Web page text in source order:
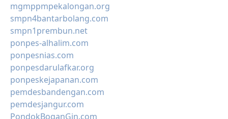
mgmppmpekalongan.org
smpn4bantarbolang.com
smpn1prembun.net
ponpes-alhalim.com
ponpesnias.com
ponpesdarulafkar.org
ponpeskejapanan.com
pemdesbandengan.com
pemdesjangur.com
PondokBoganGin.com